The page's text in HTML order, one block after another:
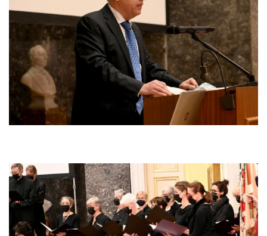
Afbeelding